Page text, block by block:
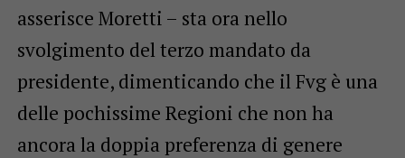
asserisce Moretti – sta ora nello
svolgimento del terzo mandato da
presidente, dimenticando che il Fvg è una
delle pochissime Regioni che non ha
ancora la doppia preferenza di genere